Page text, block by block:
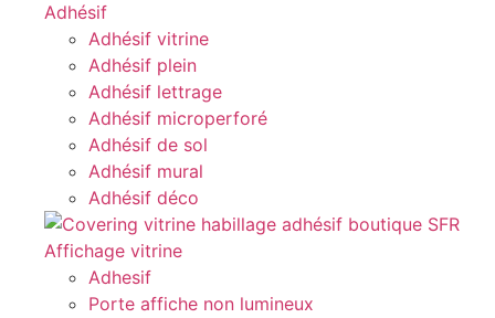
Adhésif
Adhésif vitrine
Adhésif plein
Adhésif lettrage
Adhésif microperforé
Adhésif de sol
Adhésif mural
Adhésif déco
Affichage vitrine
Adhesif
Porte affiche non lumineux